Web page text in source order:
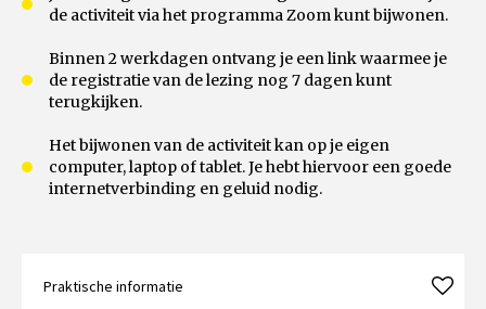
de activiteit via het programma Zoom kunt bijwonen.
Binnen 2 werkdagen ontvang je een link waarmee je
de registratie van de lezing nog 7 dagen kunt
terugkijken.
Het bijwonen van de activiteit kan op je eigen
computer, laptop of tablet. Je hebt hiervoor een goede
internetverbinding en geluid nodig.
Praktische informatie